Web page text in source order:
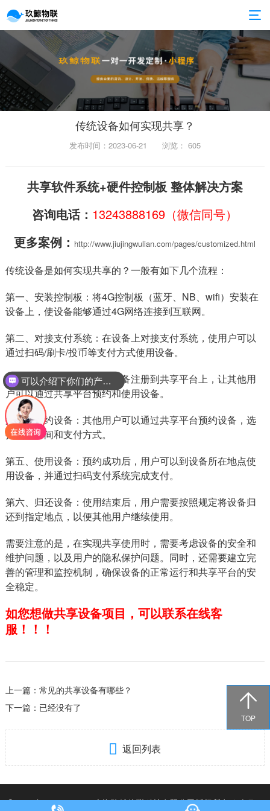

TOP
传统设备如何实现共享？
发布时间：2023-06-21 浏览： 605
共享软件系统+硬件控制板 整体解决方案
咨询电话： 13243888169（微信同号）
更多案例： http://www.jiujingwulian.com/pages/customized.html
传统设备是如何实现共享的？一般有如下几个流程：
第一、安装控制板：将4G控制板（蓝牙、NB、wifi）安装在
设备上，使设备能够通过4G网络连接到互联网。
第二、对接支付系统：在设备上对接支付系统，使用户可以
通过扫码/刷卡/投币等支付方式使用设备。
第三、注册共享平台：将设备注册到共享平台上，让其他用
户可以通过共享平台预约和使用设备。
第四、预约设备：其他用户可以通过共享平台预约设备，选
择使用时间和支付方式。
第五、使用设备：预约成功后，用户可以到设备所在地点使
用设备，并通过扫码支付系统完成支付。
第六、归还设备：使用结束后，用户需要按照规定将设备归
还到指定地点，以便其他用户继续使用。
需要注意的是，在实现共享使用时，需要考虑设备的安全和
维护问题，以及用户的隐私保护问题。同时，还需要建立完
善的管理和监控机制，确保设备的正常运行和共享平台的安
全稳定。
如您想做共享设备项目，可以联系在线客
服！！！
上一篇： 常见的共享设备有哪些？
下一篇： 已经没有了
 返回列表
Copyright©2020-2022 上海玖鲸物联科技有限公司版权所有备案号：